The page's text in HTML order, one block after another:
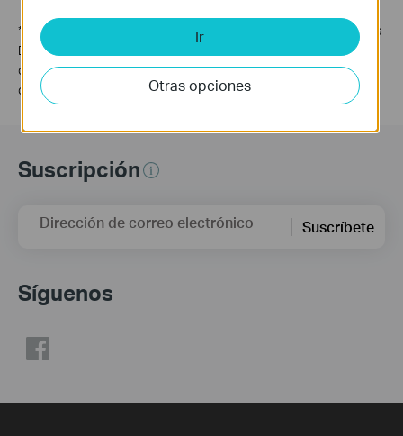
* Actual network speed may be limited by the rate of the product's
Ethernet WAN or LAN port, the rate supported by the network
cable, internet service provider factors, and other environmental
conditions.
Suscripción
Dirección de correo electrónico Suscríbete
Síguenos
Ir
Otras opciones